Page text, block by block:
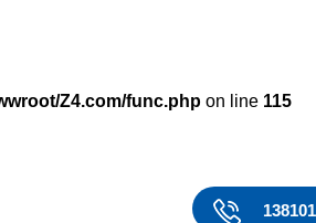
Z4.com/func.php on line 115